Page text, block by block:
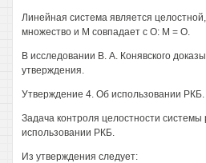
Линейная система является
множество и М совпадает с О: М = О.
В исследовании В. А. Конявского
утверждения.
Утверждение 4. Об использовании РКБ.
Задача контроля целостности
использовании РКБ.
Из утверждения следует: